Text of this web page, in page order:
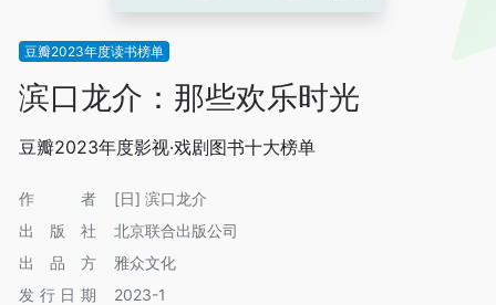
豆瓣2023年度读书榜单
滨口龙介：那些欢乐时光
豆瓣2023年度影视·戏剧图书十大榜单
作者
[日] 滨口龙介
出版社
北京联合出版公司
出品方
雅众文化
发行日期
2023-1